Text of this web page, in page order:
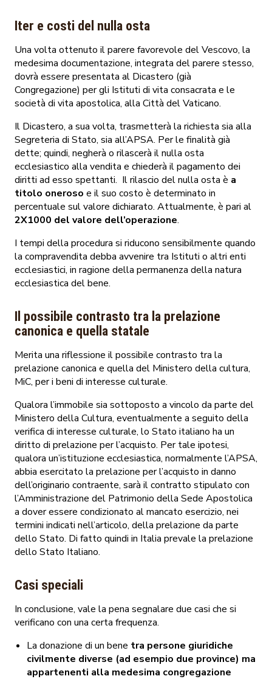
Iter e costi del nulla osta
Una volta ottenuto il parere favorevole del Vescovo, la
medesima documentazione, integrata del parere stesso,
dovrà essere presentata al Dicastero (già
Congregazione) per gli Istituti di vita consacrata e le
società di vita apostolica, alla Città del Vaticano.
Il Dicastero, a sua volta, trasmetterà la richiesta sia alla
Segreteria di Stato, sia all’APSA. Per le finalità già
dette; quindi, negherà o rilascerà il nulla osta
ecclesiastico alla vendita e chiederà il pagamento dei
diritti ad esso spettanti. Il rilascio del nulla osta è a
titolo oneroso e il suo costo è determinato in
percentuale sul valore dichiarato. Attualmente, è pari al
2X1000 del valore dell’operazione.
I tempi della procedura si riducono sensibilmente quando
la compravendita debba avvenire tra Istituti o altri enti
ecclesiastici, in ragione della permanenza della natura
ecclesiastica del bene.
Il possibile contrasto tra la prelazione
canonica e quella statale
Merita una riflessione il possibile contrasto tra la
prelazione canonica e quella del Ministero della cultura,
MiC, per i beni di interesse culturale.
Qualora l’immobile sia sottoposto a vincolo da parte del
Ministero della Cultura, eventualmente a seguito della
verifica di interesse culturale, lo Stato italiano ha un
diritto di prelazione per l’acquisto. Per tale ipotesi,
qualora un’istituzione ecclesiastica, normalmente l’APSA,
abbia esercitato la prelazione per l’acquisto in danno
dell’originario contraente, sarà il contratto stipulato con
l’Amministrazione del Patrimonio della Sede Apostolica
a dover essere condizionato al mancato esercizio, nei
termini indicati nell’articolo, della prelazione da parte
dello Stato. Di fatto quindi in Italia prevale la prelazione
dello Stato Italiano.
Casi speciali
In conclusione, vale la pena segnalare due casi che si
verificano con una certa frequenza.
La donazione di un bene tra persone giuridiche
civilmente diverse (ad esempio due province) ma
appartenenti alla medesima congregazione